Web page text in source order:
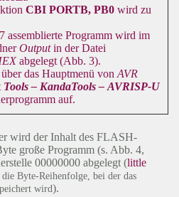
CBI PORTB, PB0 wird zu
assemblierte Programm wird im
Outputin der Datei
abgelegt (Abb. 3).
das Hauptmenü vonAVR
Tools – KandaTools – AVRISP-U
auf.
wird der Inhalt des FLASH-
große Programm (s. Abb. 4,
00000000 abgelegt (little
Byte-Reihenfolge, bei der das
wird).